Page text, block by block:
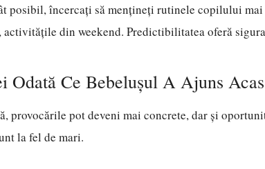
posibil, încercați să mențineți rutinele copilului mai
activitățile din weekend. Predictibilitatea oferă
Odată Ce Bebeluşul A Ajuns
provocările pot deveni mai concrete, dar și
la fel de mari.